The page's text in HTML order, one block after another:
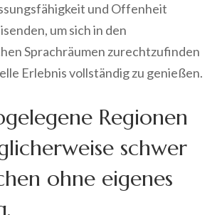
und Offenheit
um sich in den
Sprachräumen zurechtzufinden
Erlebnis vollständig zu genießen.
Regionen
schwer
ohne eigenes